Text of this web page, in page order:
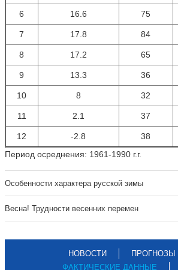
6 16.6 75
7 17.8 84
8 17.2 65
9 13.3 36
10 8 32
11 2.1 37
12 -2.8 38
Период осреднения: 1961-1990 г.г.
Особенности характера русской зимы
Весна! Трудности весенних перемен
НОВОСТИ
ПРОГНОЗЫ
ФАКТИЧЕСКИЕ ДАННЫЕ